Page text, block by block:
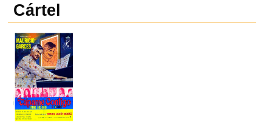
Cártel